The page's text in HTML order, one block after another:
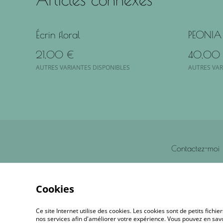
Écrin floral
21,00 €
AUTRES VARIANTES DISPONIBLES
PEONIA
40,00
AUTRES
Contactez-moi
Cookies
Ce site Internet utilise des cookies. Les cookies sont de petits
nos services afin d'améliorer votre expérience. Vous pouvez en